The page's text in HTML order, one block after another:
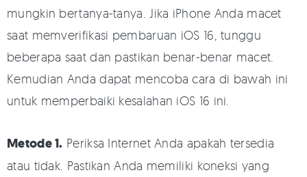
mungkin bertanya-tanya. Jika iPhone Anda macet
saat memverifikasi pembaruan iOS 16, tunggu
beberapa saat dan pastikan benar-benar macet.
Kemudian Anda dapat mencoba cara di bawah ini
untuk memperbaiki kesalahan iOS 16 ini.
Metode 1. Periksa Internet Anda apakah tersedia
atau tidak. Pastikan Anda memiliki koneksi yang